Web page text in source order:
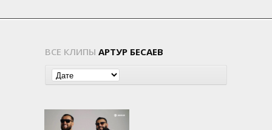
ВСЕ КЛИПЫ АРТУР БЕСАЕВ